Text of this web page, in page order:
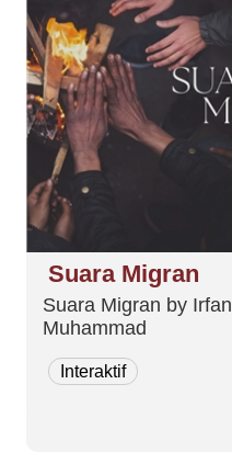
Suara Migran
Suara Migran by Irfan
Muhammad
Interaktif